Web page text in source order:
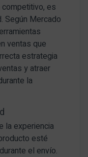
competitivo, es
Según Mercado
ventas que
estrategia
y atraer
la
la experiencia
esté
el envío.